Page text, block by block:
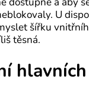
U
šířku
těsná.